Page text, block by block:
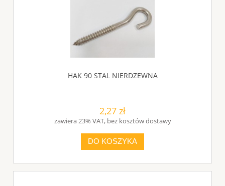
HAK 90 STAL NIERDZEWNA
2,27 zł
zawiera 23% VAT, bez kosztów dostawy
DO KOSZYKA